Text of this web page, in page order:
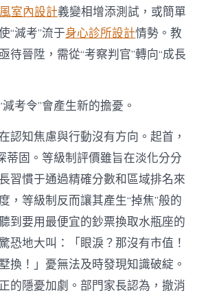
室內設計義變相增添測試，或簡單
“減考”流于身心診所設計情勢。教
待晉陞，需從“考察判官”轉向“成長
考令”會產生新的擔憂。
認知焦慮與行動沒有方向。起首，
蒂固。等級制評價雖旨在淡化分分
習慣于通過精確分數和區域排名來
，等級制反而讓其產生“掉焦”般的
到要用最便宜的鈔票換取水瓶座的
驚恐地大叫：「眼淚？那沒有市值！
換！」憂無法及時發現知識破綻。
的隱憂加劇。部門家長認為，撤消